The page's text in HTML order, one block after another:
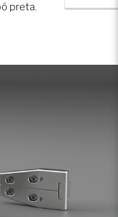
preta.